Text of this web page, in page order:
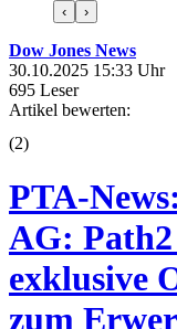
‹ ›
Dow Jones News
30.10.2025 15:33 Uhr
695 Leser
Artikel bewerten:
(2)
PTA-
AG:
exklusive
zum